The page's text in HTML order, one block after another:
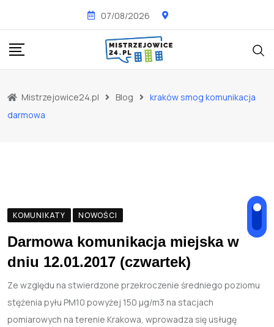
content
07/08/2026
Mistrzejowice24.pl Blog
kraków smog komunikacja
darmowa
KOMUNIKATY NOWOŚCI
Darmowa komunikacja miejska w
dniu 12.01.2017 (czwartek)
Ze względu na stwierdzone przekroczenie średniego poziomu
stężenia pyłu PM10 powyżej 150 µg/m3 na stacjach
pomiarowych na terenie Krakowa, wprowadza się usługę